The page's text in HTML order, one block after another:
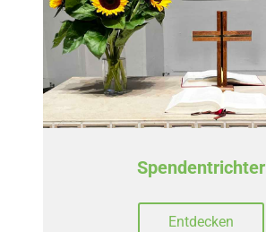
Spendentrichter
Entdecken